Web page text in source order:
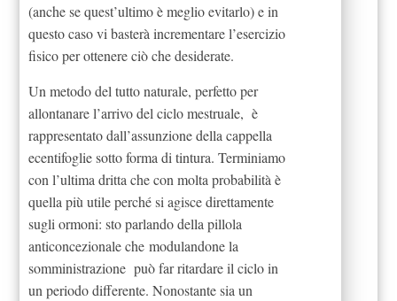
(anche se quest’ultimo è meglio evitarlo) e in
questo caso vi basterà incrementare l’esercizio
fisico per ottenere ciò che desiderate.
Un metodo del tutto naturale, perfetto per
allontanare l’arrivo del ciclo mestruale, è
rappresentato dall’assunzione della cappella
ecentifoglie sotto forma di tintura. Terminiamo
con l’ultima dritta che con molta probabilità è
quella più utile perché si agisce direttamente
sugli ormoni: sto parlando della pillola
anticoncezionale che modulandone la
somministrazione può far ritardare il ciclo in
un periodo differente. Nonostante sia un